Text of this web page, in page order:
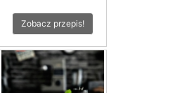
Zobacz przepis!